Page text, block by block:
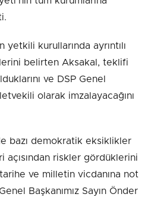
kurullarında ayrıntılı
belirten Aksakal, teklifi
ve DSP Genel
olarak imzalayacağını
bazı demokratik eksiklikler
riskler gördüklerini
ve milletin vicdanına not
Başkanımız Sayın Önder